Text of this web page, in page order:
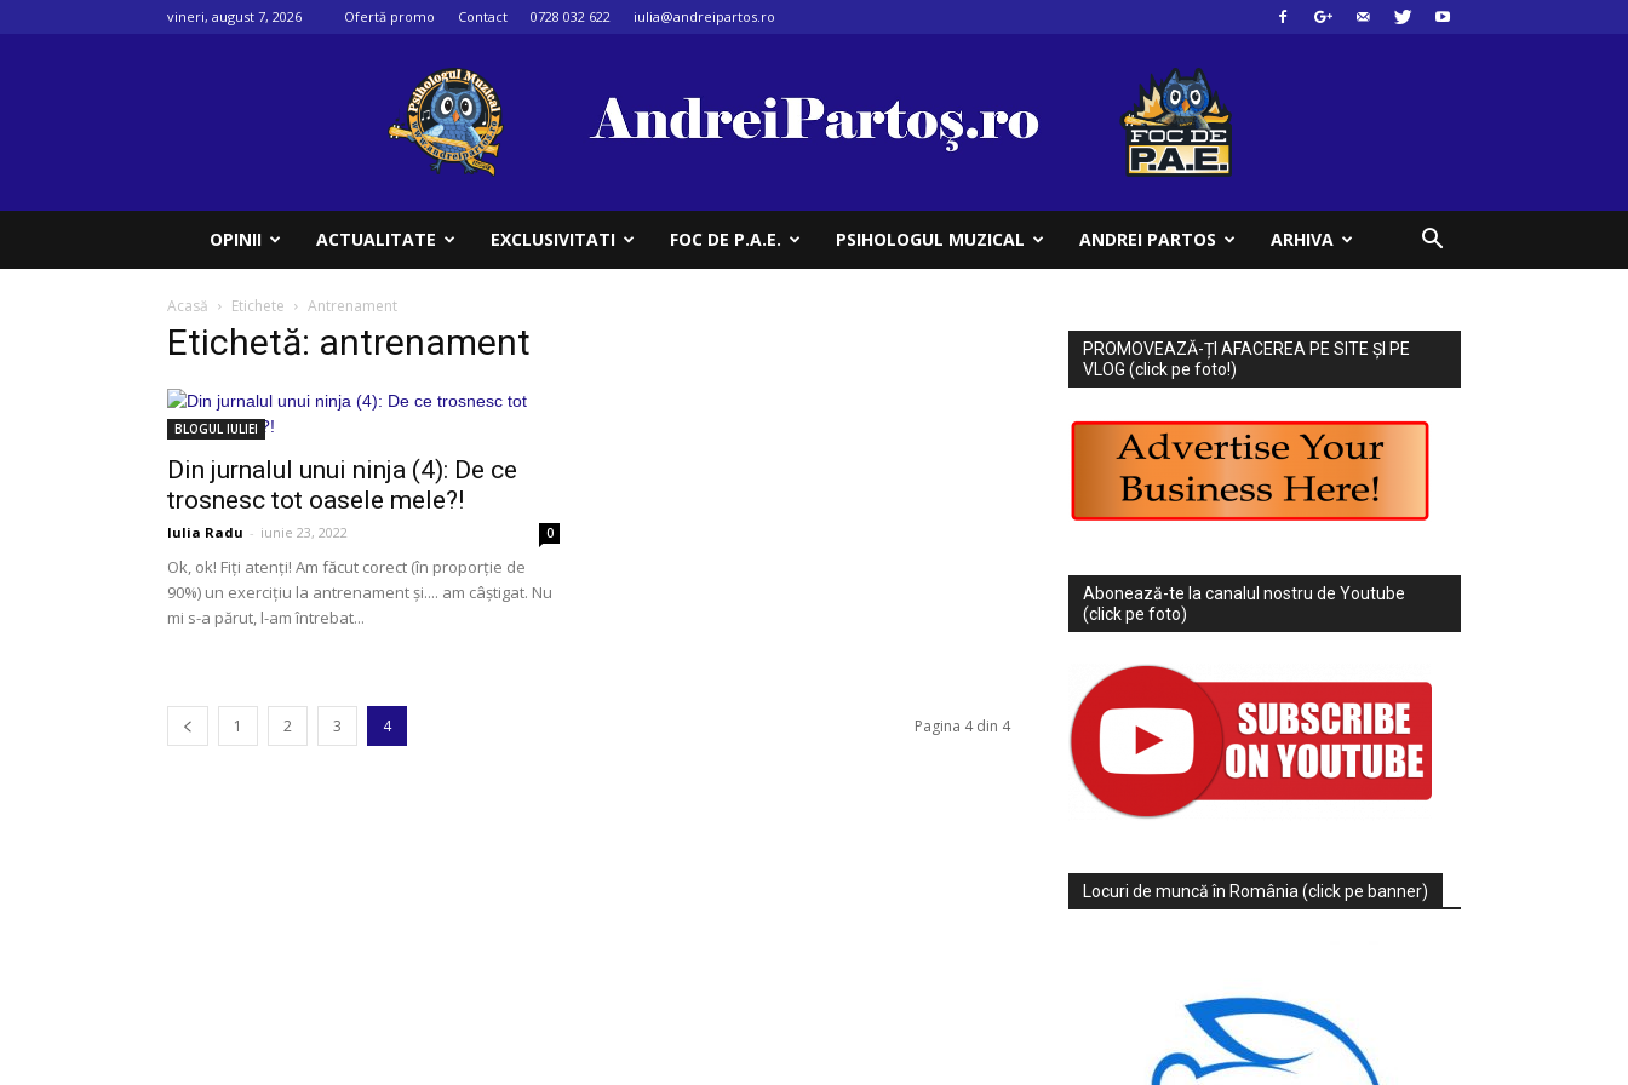
vineri, august 7, 2026 Ofertă promo Contact 0728 032 622 iulia@andreipartos.ro
OPINII ACTUALITATE EXCLUSIVITATI FOC DE P.A.E. PSIHOLOGUL MUZICAL ANDREI PARTOS ARHIVA
Acasă Etichete Antrenament
Etichetă: antrenament
BLOGUL IULIEI
Din jurnalul unui ninja (4): De ce
trosnesc tot oasele mele?!
Iulia Radu - iunie 23, 2022 0
Ok, ok! Fiți atenți! Am făcut corect (în proporție de
90%) un exercițiu la antrenament și.... am câștigat. Nu
mi s-a părut, l-am întrebat...
1 2 3 4 Pagina 4 din 4
PROMOVEAZĂ-ȚI AFACEREA PE SITE ȘI PE
VLOG (click pe foto!)
Abonează-te la canalul nostru de Youtube
(click pe foto)
Locuri de muncă în România (click pe banner)